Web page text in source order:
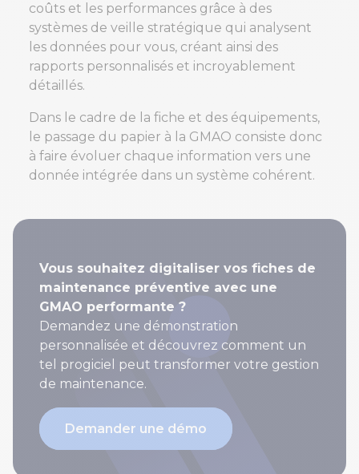
coûts et les performances grâce à des
systèmes de veille stratégique qui analysent
les données pour vous, créant ainsi des
rapports personnalisés et incroyablement
détaillés.
Dans le cadre de la fiche et des équipements,
le passage du papier à la GMAO consiste donc
à faire évoluer chaque information vers une
donnée intégrée dans un système cohérent.
Vous souhaitez digitaliser vos fiches de
maintenance préventive avec une
GMAO performante ?
Demandez une démonstration
personnalisée et découvrez comment un
tel progiciel peut transformer votre gestion
de maintenance.
Demander une démo